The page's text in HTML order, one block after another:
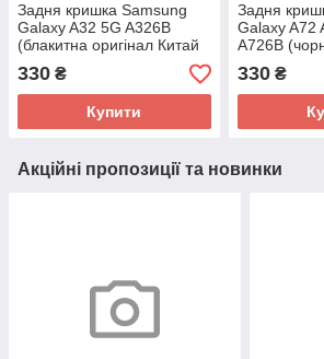
Задня кришка Samsung
Galaxy A32 5G A326B
(блакитна оригінал Китай
зі склом камери)
330 ₴
Купити
Задня
Galaxy A72
A726B
Китай зі
330₴
Акційні пропозиції та новинки